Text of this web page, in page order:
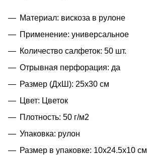
Материал: вискоза в рулоне
Применение: универсальное
Количество салфеток: 50 шт.
Отрывная перфорация: да
Размер (ДхШ): 25х30 см
Цвет: Цветок
Плотность: 50 г/м2
Упаковка: рулон
Размер в упаковке: 10x24.5x10